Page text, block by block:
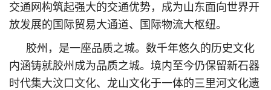
交通网构筑起强大的交通优势，成为山东面向世界开
放发展的国际贸易大通道、国际物流大枢纽。
胶州，是一座品质之城。数千年悠久的历史文化
内涵铸就胶州成为品质之城。境内至今仍保留新石器
时代集大汶口文化、龙山文化于一体的三里河文化遗